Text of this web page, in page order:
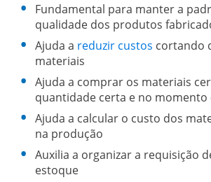
Fundamental para manter a
qualidade dos produtos
Ajuda a reduzir custos cortando
materiais
Ajuda a comprar os materiais
quantidade certa e no
Ajuda a calcular o custo dos
na produção
Auxilia a organizar a requisição
estoque